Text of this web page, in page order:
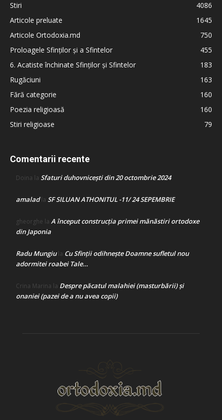
Stiri
4086
Articole preluate
1645
Articole Ortodoxia.md
750
Proloagele Sfinților și a Sfintelor
455
6. Acatiste închinate Sfinților și Sfintelor
183
Rugăciuni
163
Fără categorie
160
Poezia religioasă
160
Stiri religioase
79
Comentarii recente
Doina la Sfaturi duhovnicești din 20 octombrie 2024
amaladla SF SILUAN ATHONITUL -11/ 24 SEPEMBRIE
gheorghe la A început construcţia primei mănăstiri ortodoxe
din Japonia
Radu Mungiula Cu Sfinții odihnește Doamne sufletul nou
adormitei roabei Tale…
Crina Marina la Despre păcatul malahiei (masturbării) şi
onaniei (pazei de a nu avea copii)